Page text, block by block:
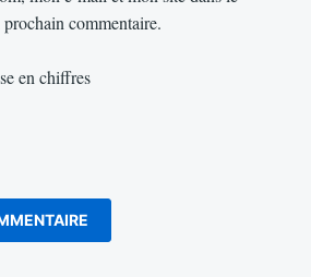
commentaire.
en chiffres